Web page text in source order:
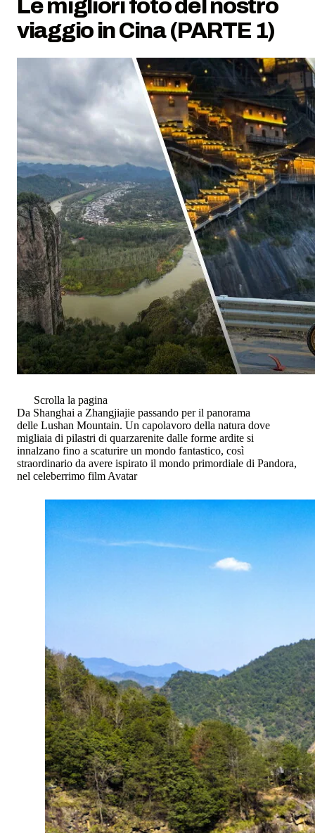
Le migliori foto del nostro
viaggio in Cina (PARTE 1)
Scrolla la pagina
Da Shanghai a Zhangjiajie passando per il panorama
delle Lushan Mountain. Un capolavoro della natura dove
migliaia di pilastri di quarzarenite dalle forme ardite si
innalzano fino a scaturire un mondo fantastico, così
straordinario da avere ispirato il mondo primordiale di Pandora,
nel celeberrimo film Avatar